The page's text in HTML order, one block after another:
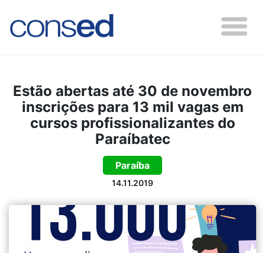
Estão abertas até 30 de novembro
inscrições para 13 mil vagas em
cursos profissionalizantes do
Paraíbatec
Paraíba
14.11.2019